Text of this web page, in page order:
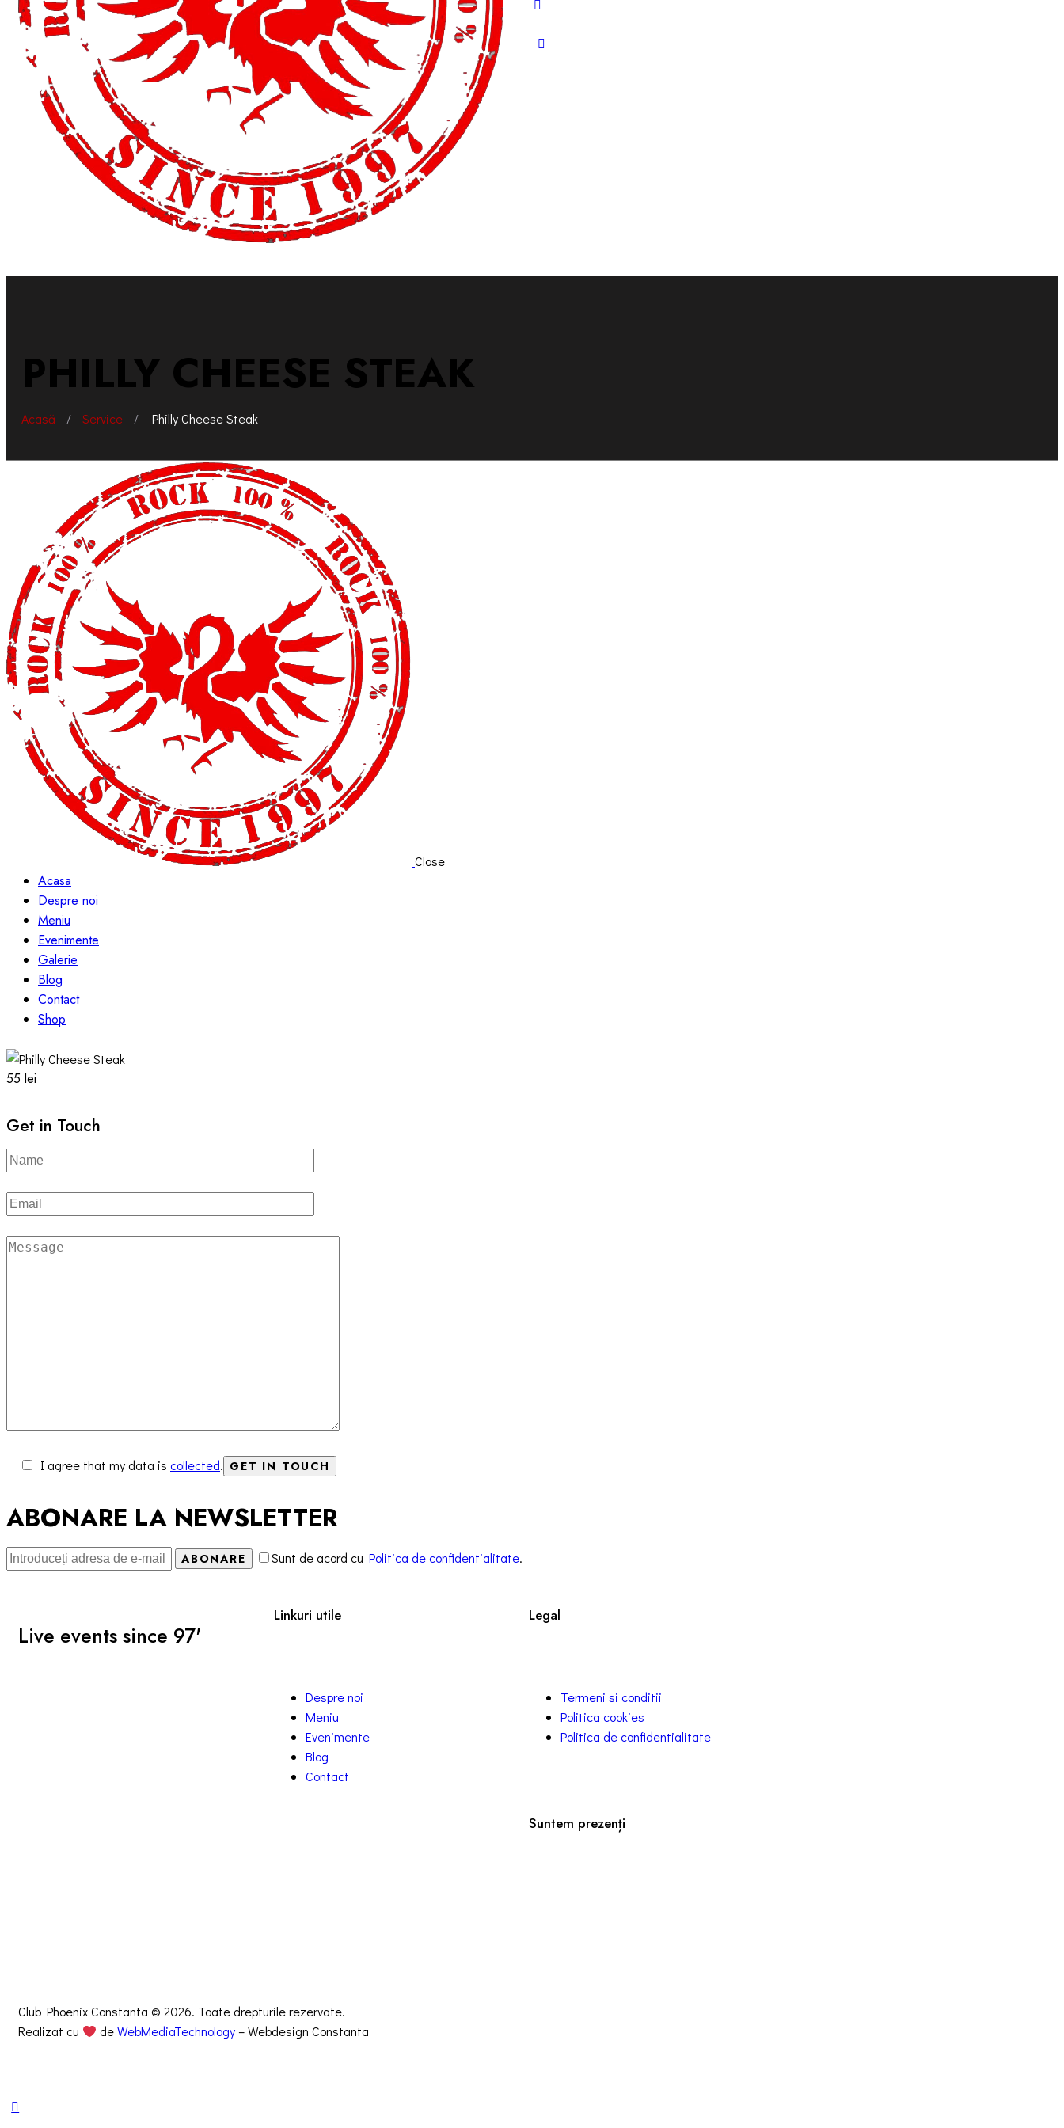
PHILLY CHEESE STEAK
Acasă / Service / Philly Cheese Steak
Close
Acasa
Despre noi
Meniu
Evenimente
Galerie
Blog
Contact
Shop
55 lei
Get in Touch
I agree that my data is collected.
ABONARE LA NEWSLETTER
ABONARE Sunt de acord cu Politica de confidentialitate.
Live events since 97'
Linkuri utile
Despre noi
Meniu
Evenimente
Blog
Contact
Legal
Termeni si conditii
Politica cookies
Politica de confidentialitate
Suntem prezenți
Club Phoenix Constanta © 2026. Toate drepturile rezervate.
Realizat cu
deWebMediaTechnology– Webdesign Constanta